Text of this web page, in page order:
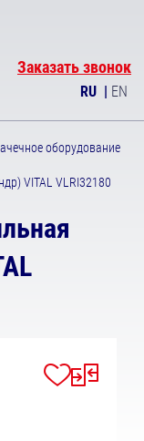
Заказать звонок
RU | EN
оборудование
VITAL VLRI32180